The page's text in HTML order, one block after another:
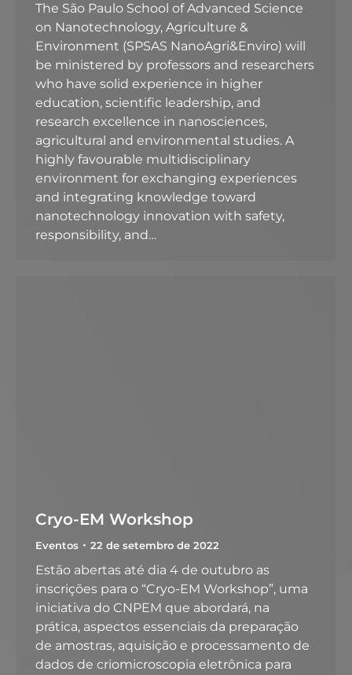
The São Paulo School of Advanced Science
on Nanotechnology, Agriculture &
Environment (SPSAS NanoAgri&Enviro) will
be ministered by professors and researchers
who have solid experience in higher
education, scientific leadership, and
research excellence in nanosciences,
agricultural and environmental studies. A
highly favourable multidisciplinary
environment for exchanging experiences
and integrating knowledge toward
nanotechnology innovation with safety,
responsibility, and…
Cryo-EM Workshop
Eventos 22 de setembro de 2022
Estão abertas até dia 4 de outubro as
inscrições para o “Cryo-EM Workshop”, uma
iniciativa do CNPEM que abordará, na
prática, aspectos essenciais da preparação
de amostras, aquisição e processamento de
dados de criomicroscopia eletrônica para